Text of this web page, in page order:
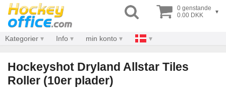
0 genstande
0.00 DKK
▾
Kategorier Info min konto
Hockeyshot Dryland Allstar Tiles
Roller (10er plader)